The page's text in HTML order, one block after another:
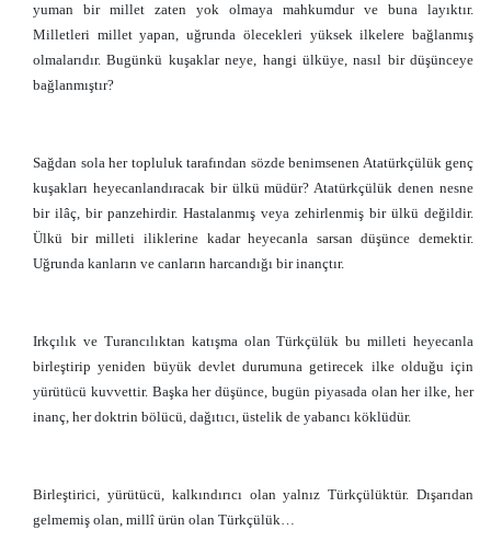
yuman bir millet zaten yok olmaya mahkumdur ve buna layıktır.
Milletleri millet yapan, uğrunda ölecekleri yüksek ilkelere bağlanmış
olmalarıdır. Bugünkü kuşaklar neye, hangi ülküye, nasıl bir düşünceye
bağlanmıştır?
Sağdan sola her topluluk tarafından sözde benimsenen Atatürkçülük genç
kuşakları heyecanlandıracak bir ülkü müdür? Atatürkçülük denen nesne
bir ilâç, bir panzehirdir. Hastalanmış veya zehirlenmiş bir ülkü değildir.
Ülkü bir milleti iliklerine kadar heyecanla sarsan düşünce demektir.
Uğrunda kanların ve canların harcandığı bir inançtır.
Irkçılık ve Turancılıktan katışma olan Türkçülük bu milleti heyecanla
birleştirip yeniden büyük devlet durumuna getirecek ilke olduğu için
yürütücü kuvvettir. Başka her düşünce, bugün piyasada olan her ilke, her
inanç, her doktrin bölücü, dağıtıcı, üstelik de yabancı köklüdür.
Birleştirici, yürütücü, kalkındırıcı olan yalnız Türkçülüktür. Dışarıdan
gelmemiş olan, millî ürün olan Türkçülük…